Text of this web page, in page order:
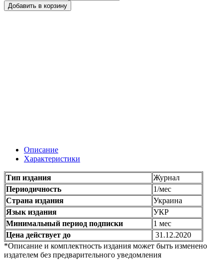
Описание
Характеристики
Тип издания
Журнал
Периодичность
1/мес
Страна издания
Украина
Язык издания
УКР
Минимальный период подписки
1 мес
Цена действует до
31.12.2020
*Описание и комплектность издания может быть изменено
издателем без предварительного уведомления